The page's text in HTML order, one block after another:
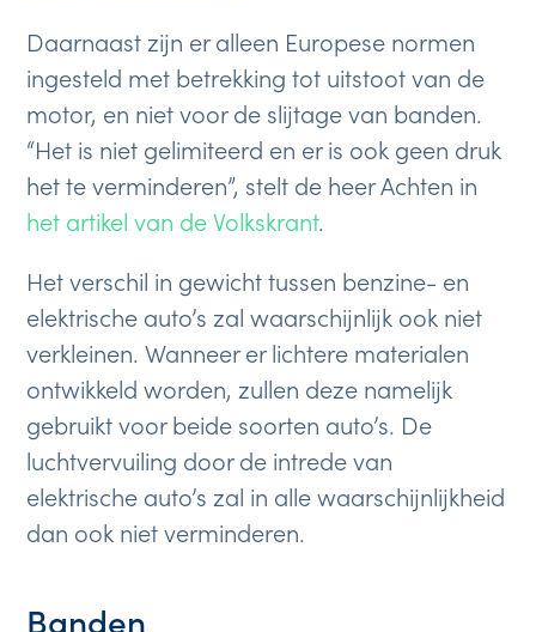
Daarnaast zijn er alleen Europese normen
ingesteld met betrekking tot uitstoot van de
motor, en niet voor de slijtage van banden.
“Het is niet gelimiteerd en er is ook geen druk
het te verminderen”, stelt de heer Achten in
het artikel van de Volkskrant.
Het verschil in gewicht tussen benzine- en
elektrische auto’s zal waarschijnlijk ook niet
verkleinen. Wanneer er lichtere materialen
ontwikkeld worden, zullen deze namelijk
gebruikt voor beide soorten auto’s. De
luchtvervuiling door de intrede van
elektrische auto’s zal in alle waarschijnlijkheid
dan ook niet verminderen.
Banden